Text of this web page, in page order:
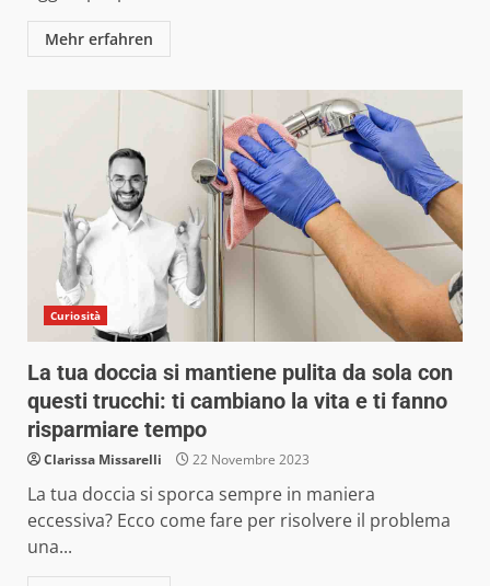
Mehr erfahren
Curiosità
La tua doccia si mantiene pulita da sola con
questi trucchi: ti cambiano la vita e ti fanno
risparmiare tempo
Clarissa Missarelli 22 Novembre 2023
La tua doccia si sporca sempre in maniera
eccessiva? Ecco come fare per risolvere il problema
una...